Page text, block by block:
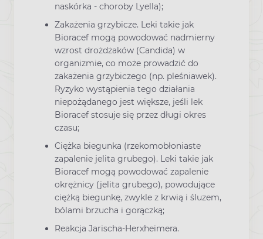
naskórka - choroby Lyella);
Zakażenia grzybicze. Leki takie jak
Bioracef mogą powodować nadmierny
wzrost drożdżaków (Candida) w
organizmie, co może prowadzić do
zakażenia grzybiczego (np. pleśniawek).
Ryzyko wystąpienia tego działania
niepożądanego jest większe, jeśli lek
Bioracef stosuje się przez długi okres
czasu;
Ciężka biegunka (rzekomobłoniaste
zapalenie jelita grubego). Leki takie jak
Bioracef mogą powodować zapalenie
okrężnicy (jelita grubego), powodujące
ciężką biegunkę, zwykle z krwią i śluzem,
bólami brzucha i gorączką;
Reakcja Jarischa-Herxheimera.